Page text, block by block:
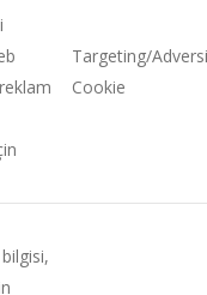
Targeting/
Cookie